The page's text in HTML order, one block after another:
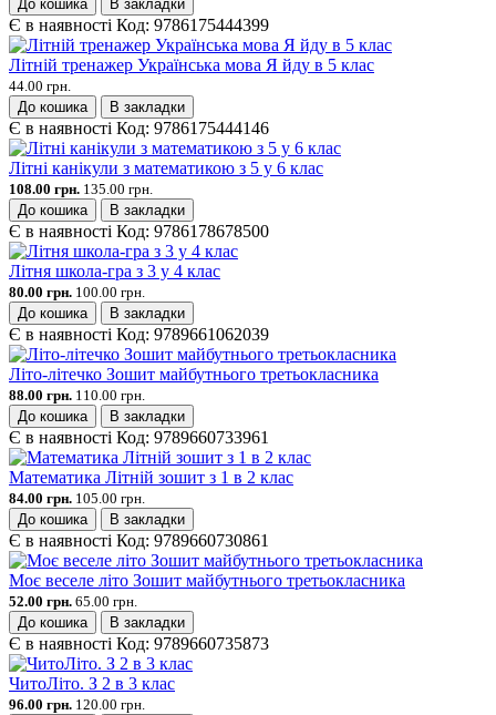
До кошика
В закладки
Є в наявності Код: 9786175444399
Літній тренажер Українська мова Я йду в 5 клас
44.00 грн.
До кошика
В закладки
Є в наявності Код: 9786175444146
Літні канікули з математикою з 5 у 6 клас
108.00 грн. 135.00 грн.
До кошика
В закладки
Є в наявності Код: 9786178678500
Літня школа-гра з 3 у 4 клас
80.00 грн. 100.00 грн.
До кошика
В закладки
Є в наявності Код: 9789661062039
Літо-літечко Зошит майбутнього третьокласника
88.00 грн. 110.00 грн.
До кошика
В закладки
Є в наявності Код: 9789660733961
Математика Літній зошит з 1 в 2 клас
84.00 грн. 105.00 грн.
До кошика
В закладки
Є в наявності Код: 9789660730861
Моє веселе літо Зошит майбутнього третьокласника
52.00 грн. 65.00 грн.
До кошика
В закладки
Є в наявності Код: 9789660735873
ЧитоЛіто. З 2 в 3 клас
96.00 грн. 120.00 грн.